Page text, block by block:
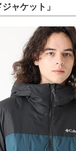
ャケット」